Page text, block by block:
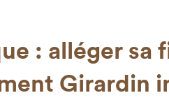
: alléger sa
Girardin